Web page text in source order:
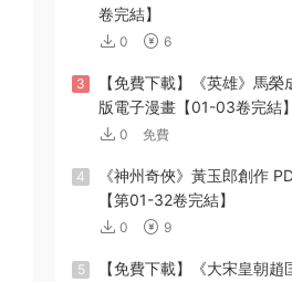
卷完結】
0 6
3
【免費下載】《英雄》馬榮
版電子漫畫【01-03卷完結】
0 免費
4
《神州奇俠》黃玉郎創作
【第01-32卷完結】
0 9
5
【免費下載】《大宋皇朝趙